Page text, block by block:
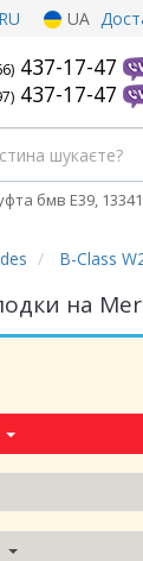
RU UA
437-17-47
437-17-47
бмв Е39,
B-Class
на